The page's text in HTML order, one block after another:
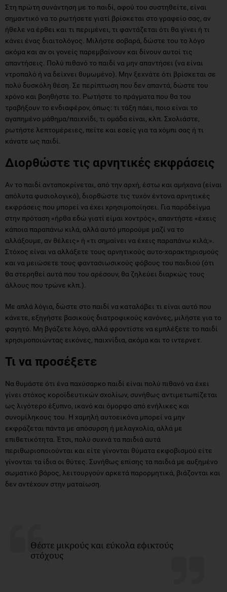
Στη πρώτη συνάντηση με το παιδί, αφού του συστηθείτε, είναι
σημαντικό να το ρωτήσετε γιατί βρίσκεται στο γραφείο σας, αν
ήθελε να έρθει και τι περιμένει, τι φαντάζεται ότι θα γίνει ή τι
κάνει ένας διαιτολόγος. Μιλήστε σοβαρά, δώστε του το λόγο
ακόμα και αν οι γονείς παρεμβαίνουν και δίνουν αυτοί τις
απαντήσεις. Πολύ πιθανό το παιδί να μην απαντήσει (να είναι
ντροπαλό ή να δείχνει θυμωμένο). Μην ξεχνάτε ότι βρίσκεται σε
πολύ δυσκόλη θέση. Σε περίπτωση που δεν απαντά, δώστε του
χρόνο και βοηθήστε το. Ρωτήστε το πράγματα που θα του
τραβήξουν το ενδιαφέρον, όπως: τι τάξη πάει, ποιο είναι το
αγαπημένο μάθημα/παιχνίδι, τι ομάδα είναι, κλπ. Σχολιάστε,
ρωτήστε λεπτομέρειες, πείτε και εσείς για τα χόμπι σας ή τι
κάνατε ως παιδί.
Διορθώστε τις αρνητικές εκφράσεις
Αν το παιδί ανταποκρίνεται, από την αρχή, έστω και αμήχανα (είναι
απόλυτα φυσιολογικό), διορθώστε τις τυχόν έντονα αρνητικές
εκφράσεις που μπορεί να έχει χρησιμοποίησει. Για παράδείγμα
στην πρόταση «ήρθα εδώ γιατί είμαι χοντρός», απαντήστε «έχεις
κάποια παραπάνω κιλά, αλλά αυτό μπορούμε μαζί να το
αλλάξουμε, αν θέλεις» ή «τι σημαίνει να έχεις παραπάνω κιλά;».
Στόχος είναι να αλλάξετε τους αρνητικούς αυτο-χαρακτηρισμούς
και να μειώσετε τους φαντασιωσικούς φόβους του παιδιού (ότι
θα στερηθεί αυτά που του αρέσουν, θα ζηλεύει διαρκώς τους
άλλους που τρώνε κλπ.).
Με απλά λόγια, δώστε στο παιδί να καταλάβει τι είναι αυτό που
κάνετε, εξηγήστε βασικούς διατροφικούς κανόνες, μιλήστε για το
φαγητό. Μη βγάζετε λόγο, αλλά φροντίστε να εμπλέξετε το παιδί
χρησιμοποιώντας εικόνες, παιχνίδια, ακόμα και το ιντερνετ.
Τι να προσέξετε
Να θυμάστε ότι ένα παχύσαρκο παιδί είναι πολύ πιθανό να έχει
γίνει στόχος κοροϊδευτικών σχολίων, συνήθως αντιμετωπίζεται
ως λιγότερο έξυπνο, ικανό και όμορφο από ενήλικες και
συνομίληκους του. Η χαμηλή αυτοεικόνα μπορεί να μην
εκφράζεται πάντα με απόσυρση ή μελαγχολία, αλλά με
επιθετικότητα. Έτσι, πολύ συχνά τα παιδιά αυτά
περιθωριοποιούνται και είτε γίνονται θύματα εκφοβισμού είτε
γίνονται τα ίδια οι θύτες. Συνήθως επίσης τα παιδιά με αυξημένο
σωματικό βάρος, λειτουργούν αρκετά παρορμητικά, βιάζονται και
δεν αντέχουν στην ματαίωση.
Θέστε μικρούς και εύκολα εφικτούς
στόχους